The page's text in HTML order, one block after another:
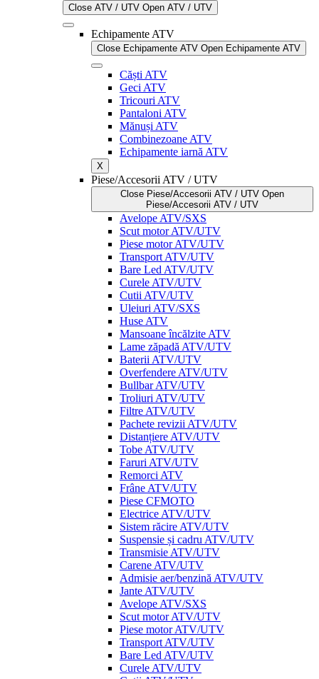
Close ATV / UTV Open ATV / UTV
Echipamente ATV
Close Echipamente ATV Open Echipamente ATV
Căști ATV
Geci ATV
Tricouri ATV
Pantaloni ATV
Mănuși ATV
Combinezoane ATV
Echipamente iarnă ATV
X
Piese/Accesorii ATV / UTV
Close Piese/Accesorii ATV / UTV Open
Piese/Accesorii ATV / UTV
Avelope ATV/SXS
Scut motor ATV/UTV
Piese motor ATV/UTV
Transport ATV/UTV
Bare Led ATV/UTV
Curele ATV/UTV
Cutii ATV/UTV
Uleiuri ATV/SXS
Huse ATV
Mansoane încălzite ATV
Lame zăpadă ATV/UTV
Baterii ATV/UTV
Overfendere ATV/UTV
Bullbar ATV/UTV
Troliuri ATV/UTV
Filtre ATV/UTV
Pachete revizii ATV/UTV
Distanțiere ATV/UTV
Tobe ATV/UTV
Faruri ATV/UTV
Remorci ATV
Frâne ATV/UTV
Piese CFMOTO
Electrice ATV/UTV
Sistem răcire ATV/UTV
Suspensie și cadru ATV/UTV
Transmisie ATV/UTV
Carene ATV/UTV
Admisie aer/benzină ATV/UTV
Jante ATV/UTV
Avelope ATV/SXS
Scut motor ATV/UTV
Piese motor ATV/UTV
Transport ATV/UTV
Bare Led ATV/UTV
Curele ATV/UTV